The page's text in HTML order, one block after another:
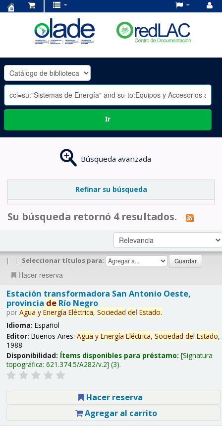
OLADE
-
Ir
Búsqueda avanzada
Refinar su búsqueda
Su búsqueda retornó 4 resultados.
| | Seleccionar títulos para:
Hacer reserva
Estación transformadora San Antonio Oeste,
provincia deRío Negro
por Agua y Energía Eléctrica, Sociedad del Estado.
Idioma: Español
Editor: Buenos Aires: Agua y Energía Eléctrica, Sociedad del Estado,
1988
Disponibilidad: Ítems disponibles para préstamo: Signatura
topográfica: 621.374.5/A282/v.2 (3).
Hacer reserva
Agregar al carrito